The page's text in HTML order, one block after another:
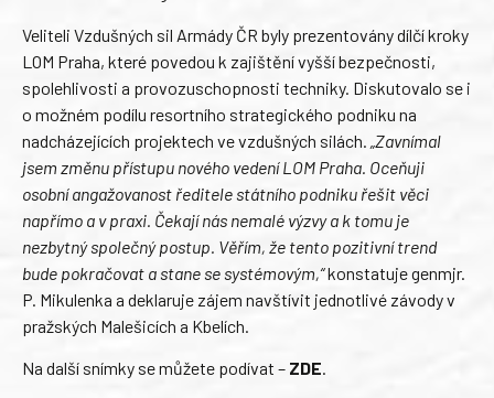
Veliteli Vzdušných sil Armády ČR byly prezentovány dílčí kroky
LOM Praha, které povedou k zajištění vyšší bezpečnosti,
spolehlivosti a provozuschopnosti techniky. Diskutovalo se i
o možném podílu resortního strategického podniku na
nadcházejících projektech ve vzdušných silách.
„Zavnímal
jsem změnu přístupu nového vedení LOM Praha. Oceňuji
osobní angažovanost ředitele státního podniku řešit věci
napřímo a v praxi. Čekají nás nemalé výzvy a k tomu je
nezbytný společný postup. Věřím, že tento pozitivní trend
bude pokračovat a stane se systémovým,“konstatuje genmjr.
P. Mikulenka a deklaruje zájem navštívit jednotlivé závody v
pražských Malešicích a Kbelích.
Na další snímky se můžete podívat – ZDE.